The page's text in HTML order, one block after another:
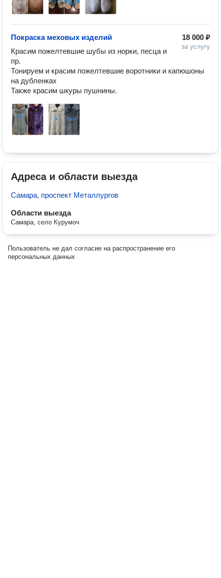
18 000 ₽
за услугу
Покраска меховых изделий
Красим пожелтевшие шубы из норки, песца и
пр.
Тонируем и красим пожелтевшие воротники и капюшоны
на дубленках
Адреса и области выезда
Самара, проспект Металлургов
Области выезда
Самара, село Курумоч
Пользователь не дал согласие на распространение его
персональных данных